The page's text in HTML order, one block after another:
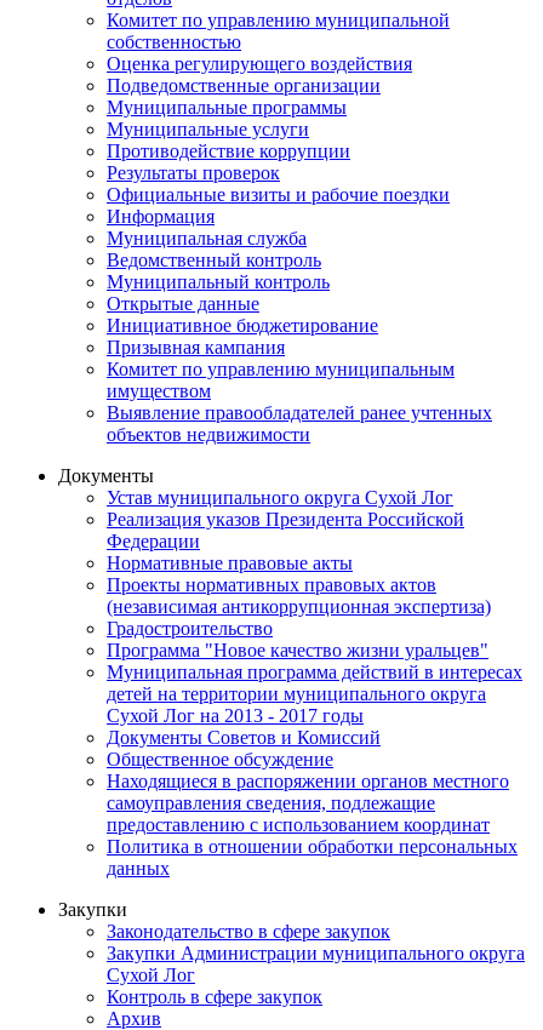
Комитет по управлению муниципальной
собственностью
Оценка регулирующего воздействия
Подведомственные организации
Муниципальные программы
Муниципальные услуги
Противодействие коррупции
Результаты проверок
Официальные визиты и рабочие поездки
Информация
Муниципальная служба
Ведомственный контроль
Муниципальный контроль
Открытые данные
Инициативное бюджетирование
Призывная кампания
Комитет по управлению муниципальным
имуществом
Выявление правообладателей ранее учтенных
объектов недвижимости
Документы
Устав муниципального округа Сухой Лог
Реализация указов Президента Российской
Федерации
Нормативные правовые акты
Проекты нормативных правовых актов
(независимая антикоррупционная экспертиза)
Градостроительство
Программа "Новое качество жизни уральцев"
Муниципальная программа действий в интересах
детей на территории муниципального округа
Сухой Лог на 2013 - 2017 годы
Документы Советов и Комиссий
Общественное обсуждение
Находящиеся в распоряжении органов местного
самоуправления сведения, подлежащие
предоставлению с использованием координат
Политика в отношении обработки персональных
данных
Закупки
Законодательство в сфере закупок
Закупки Администрации муниципального округа
Сухой Лог
Контроль в сфере закупок
Архив